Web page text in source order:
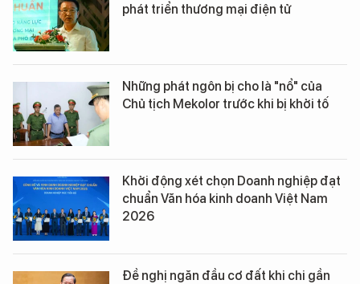
phát triển thương mại điện tử
Những phát ngôn bị cho là "nổ" của
Chủ tịch Mekolor trước khi bị khởi tố
Khởi động xét chọn Doanh nghiệp đạt
chuẩn Văn hóa kinh doanh Việt Nam
2026
Đề nghị ngăn đầu cơ đất khi chi gần